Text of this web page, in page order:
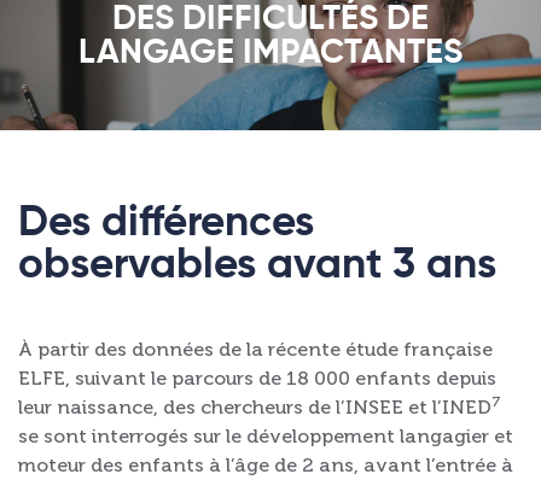
DES DIFFICULTÉS DE
LANGAGE IMPACTANTES
Des différences
observables avant 3 ans
À partir des données de la récente étude française
ELFE, suivant le parcours de 18 000 enfants depuis
leur naissance, des chercheurs de l’INSEE et l’INED7
se sont interrogés sur le développement langagier et
moteur des enfants à l’âge de 2 ans, avant l’entrée à